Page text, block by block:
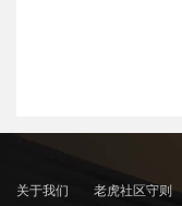
关于我们 老虎社区守则